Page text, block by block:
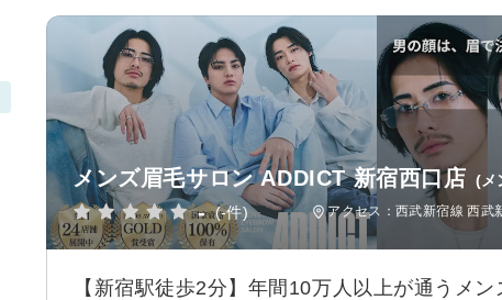
メンズ眉毛サロン ADDICT 新宿西口店 (メ
- (-件) アクセス：西武新宿線 西武
【新宿駅徒歩2分】年間10万人以上が通うメ